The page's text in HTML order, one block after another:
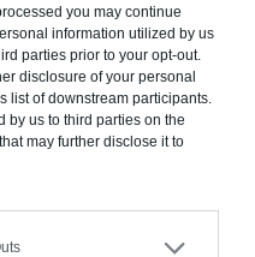
you may continue
information utilized by us
parties prior to your opt-out.
disclosure of your personal
list of downstream participants.
by us to third parties on the
that may further disclose it to
gratuite
et conceptuels, dès le
architectes et artisans
et obtenez une
des délais de